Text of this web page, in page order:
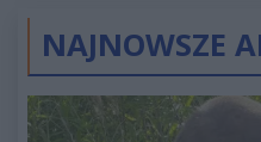
NAJNOWSZE